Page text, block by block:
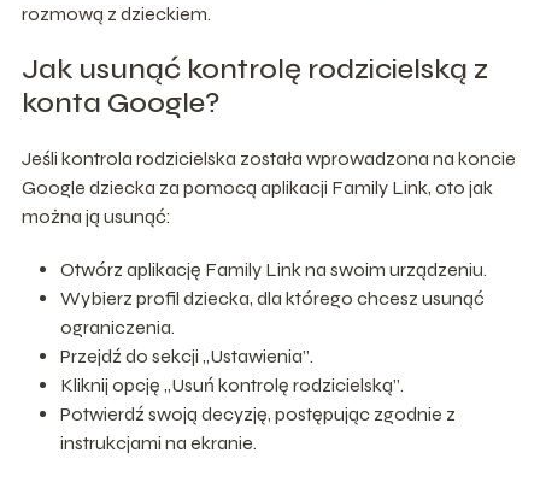
rozmową z dzieckiem.
Jak usunąć kontrolę rodzicielską z
konta Google?
Jeśli kontrola rodzicielska została wprowadzona na koncie
Google dziecka za pomocą aplikacji Family Link, oto jak
można ją usunąć:
Otwórz aplikację Family Link na swoim urządzeniu.
Wybierz profil dziecka, dla którego chcesz usunąć
ograniczenia.
Przejdź do sekcji „Ustawienia”.
Kliknij opcję „Usuń kontrolę rodzicielską”.
Potwierdź swoją decyzję, postępując zgodnie z
instrukcjami na ekranie.